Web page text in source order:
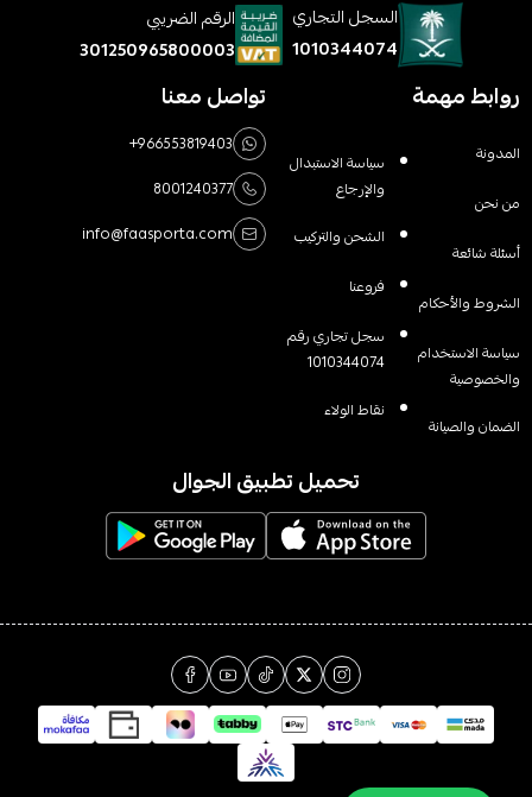
السجل التجاري
1010344074
الرقم الضريبي
301250965800003
روابط مهمة
المدونة
من نحن
أسئلة شائعة
الشروط والأحكام
سياسة الاستخدام
والخصوصية
الضمان والصيانة
سياسة الاستبدال
والإرجاع
الشحن والتركيب
فروعنا
سجل تجاري رقم
1010344074
نقاط الولاء
تواصل معنا
+966553819403
8001240377
info@faasporta.com
تحميل تطبيق الجوال